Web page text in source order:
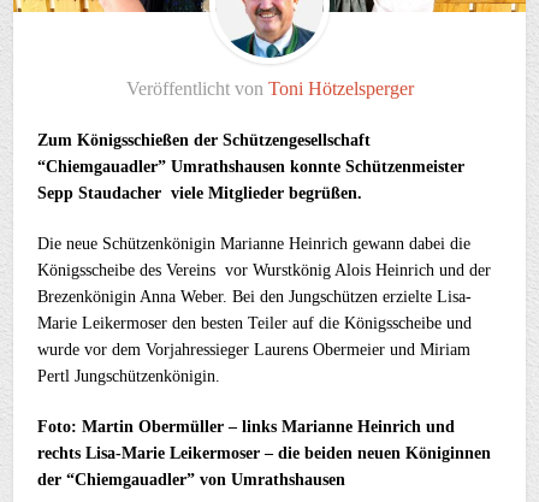
Veröffentlicht von Toni Hötzelsperger
Zum Königsschießen der Schützengesellschaft
“Chiemgauadler” Umrathshausen konnte Schützenmeister
Sepp Staudacher viele Mitglieder begrüßen.
Die neue Schützenkönigin Marianne Heinrich gewann dabei die
Königsscheibe des Vereins vor Wurstkönig Alois Heinrich und der
Brezenkönigin Anna Weber. Bei den Jungschützen erzielte Lisa-
Marie Leikermoser den besten Teiler auf die Königsscheibe und
wurde vor dem Vorjahressieger Laurens Obermeier und Miriam
Pertl Jungschützenkönigin.
Foto: Martin Obermüller – links Marianne Heinrich und
rechts Lisa-Marie Leikermoser – die beiden neuen Königinnen
der “Chiemgauadler” von Umrathshausen